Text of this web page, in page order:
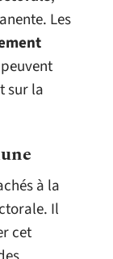
Les
sur la
à la
Il
cet